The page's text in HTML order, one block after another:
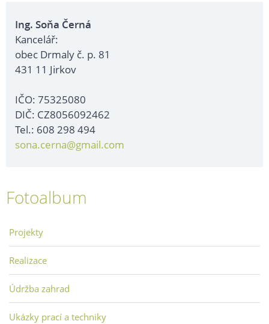
Ing. Soňa Černá
Kancelář:
obec Drmaly č. p. 81
431 11 Jirkov
IČO: 75325080
DIČ: CZ8056092462
Tel.: 608 298 494
sona.cerna@gmail.com
Fotoalbum
Projekty
Realizace
Údržba zahrad
Ukázky prací a techniky